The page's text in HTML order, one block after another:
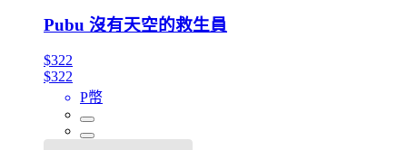
Pubu 沒有天空的救生員
$322
$322
P幣